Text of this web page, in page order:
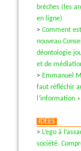
brèches (les
en ligne)
> Comment
nouveau
déontologie
et de
> Emmanuel
faut réfléchir
l’information »
IDÉES
> L’ego à
société.